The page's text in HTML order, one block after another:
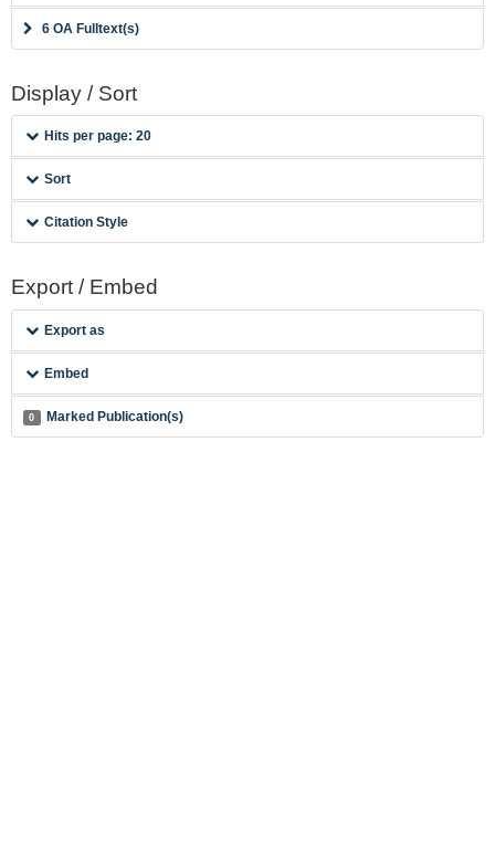
6 OA Fulltext(s)
Display / Sort
Hits per page: 20
Sort
Citation Style
Export / Embed
Export as
Embed
0 Marked Publication(s)